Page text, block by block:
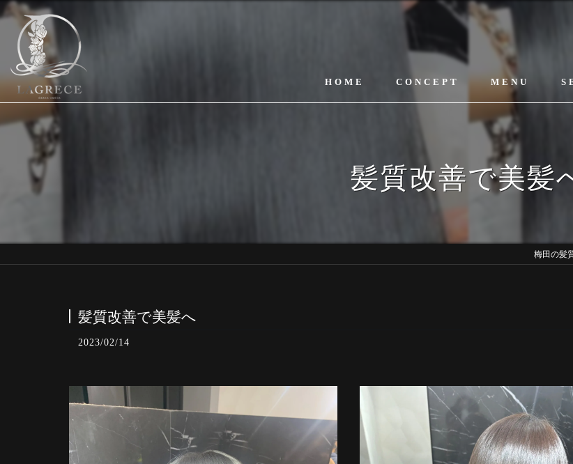
HOME CONCEPT MENU
髪質改善で美髪
梅田の髪
髪質改善で美髪へ
2023/02/14